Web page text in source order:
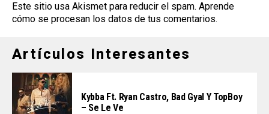
Este sitio usa Akismet para reducir el spam. Aprende
cómo se procesan los datos de tus comentarios.
Artículos Interesantes
Kybba Ft. Ryan Castro, Bad Gyal Y TopBoy
– Se Le Ve